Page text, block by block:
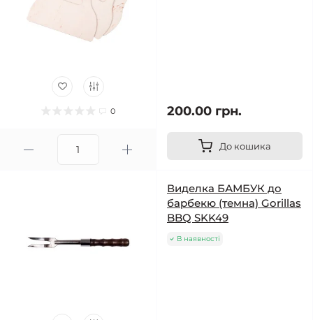
0 200.00 грн.
До кошика
Виделка БАМБУК до
барбекю (темна) Gorillas
BBQ SKK49
В наявності